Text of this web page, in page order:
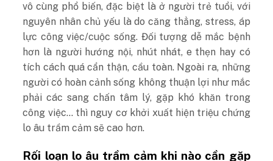
vô cùng phổ biến, đặc biệt là ở người trẻ tuổi, với
nguyên nhân chủ yếu là do căng thẳng, stress, áp
lực công việc/cuộc sống. Đối tượng dễ mắc bệnh
hơn là người hướng nội, nhút nhát, e thẹn hay có
tích cách quá cẩn thận, cầu toàn. Ngoài ra, những
người có hoàn cảnh sống không thuận lợi như mắc
phải các sang chấn tâm lý, gặp khó khăn trong
công việc… thì nguy cơ khởi xuất hiện triệu chứng
lo âu trầm cảm sẽ cao hơn.
Rối loạn lo âu trầm cảm khi nào cần gặp